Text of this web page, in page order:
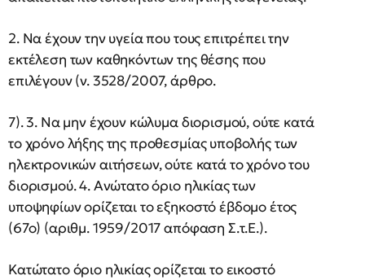
2. Να έχουν την υγεία που τους επιτρέπει την
εκτέλεση των καθηκόντων της θέσης που
επιλέγουν (ν. 3528/2007, άρθρο.
7). 3. Να μην έχουν κώλυμα διορισμού, ούτε κατά
το χρόνο λήξης της προθεσμίας υποβολής των
ηλεκτρονικών αιτήσεων, ούτε κατά το χρόνο του
διορισμού. 4. Ανώτατο όριο ηλικίας των
υποψηφίων ορίζεται το εξηκοστό έβδομο έτος
(67ο) (αριθμ. 1959/2017 απόφαση Σ.τ.Ε.).
Κατώτατο όριο ηλικίας ορίζεται το εικοστό